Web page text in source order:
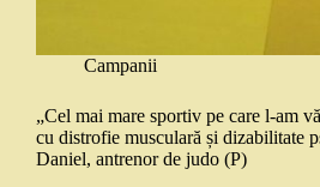
Campanii
„Cel mai mare sportiv pe care l-am
cu distrofie musculară și dizabilitate
Daniel, antrenor de judo (P)